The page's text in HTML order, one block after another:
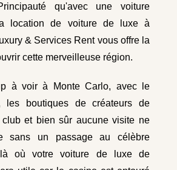
qu'avec une voiture
location de voiture de luxe à
& Services Rent vous offre la
cette merveilleuse région.
à voir à Monte Carlo, avec le
les boutiques de créateurs de
et bien sûr aucune visite ne
sans un passage au célèbre
là où votre voiture de luxe de